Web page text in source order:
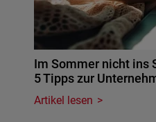
Im Sommer nicht ins
5 Tipps zur
Artikel lesen